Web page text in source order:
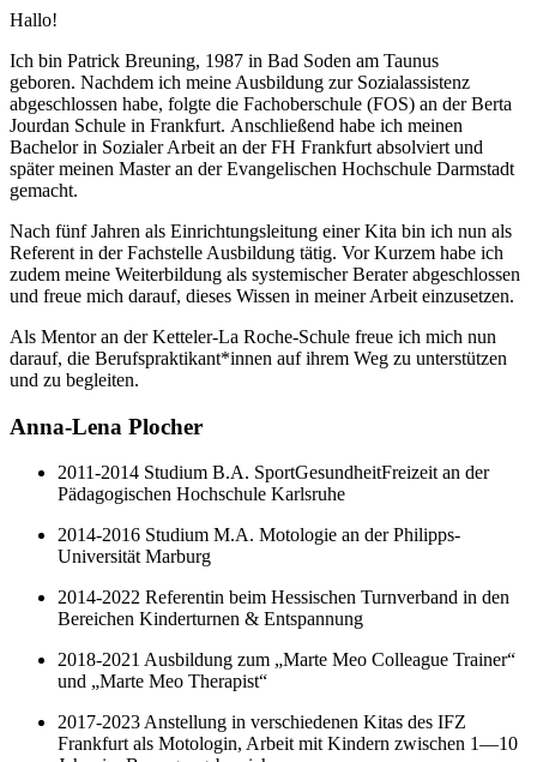
Hallo!
Ich bin Patrick Breuning, 1987 in Bad Soden am Taunus
geboren. Nachdem ich meine Ausbildung zur Sozialassistenz
abgeschlossen habe, folgte die Fachoberschule (FOS) an der Berta
Jourdan Schule in Frankfurt. Anschließend habe ich meinen
Bachelor in Sozialer Arbeit an der FH Frankfurt absolviert und
später meinen Master an der Evangelischen Hochschule Darmstadt
gemacht.
Nach fünf Jahren als Einrichtungsleitung einer Kita bin ich nun als
Referent in der Fachstelle Ausbildung tätig. Vor Kurzem habe ich
zudem meine Weiterbildung als systemischer Berater abgeschlossen
und freue mich darauf, dieses Wissen in meiner Arbeit einzusetzen.
Als Mentor an der Ketteler-La Roche-Schule freue ich mich nun
darauf, die Berufspraktikant*innen auf ihrem Weg zu unterstützen
und zu begleiten.
Anna-Lena Plocher
2011-2014 Studium B.A. SportGesundheitFreizeit an der
Pädagogischen Hochschule Karlsruhe
2014-2016 Studium M.A. Motologie an der Philipps-
Universität Marburg
2014-2022 Referentin beim Hessischen Turnverband in den
Bereichen Kinderturnen & Entspannung
2018-2021 Ausbildung zum „Marte Meo Colleague Trainer“
und „Marte Meo Therapist“
2017-2023 Anstellung in verschiedenen Kitas des IFZ
Frankfurt als Motologin, Arbeit mit Kindern zwischen 1—10